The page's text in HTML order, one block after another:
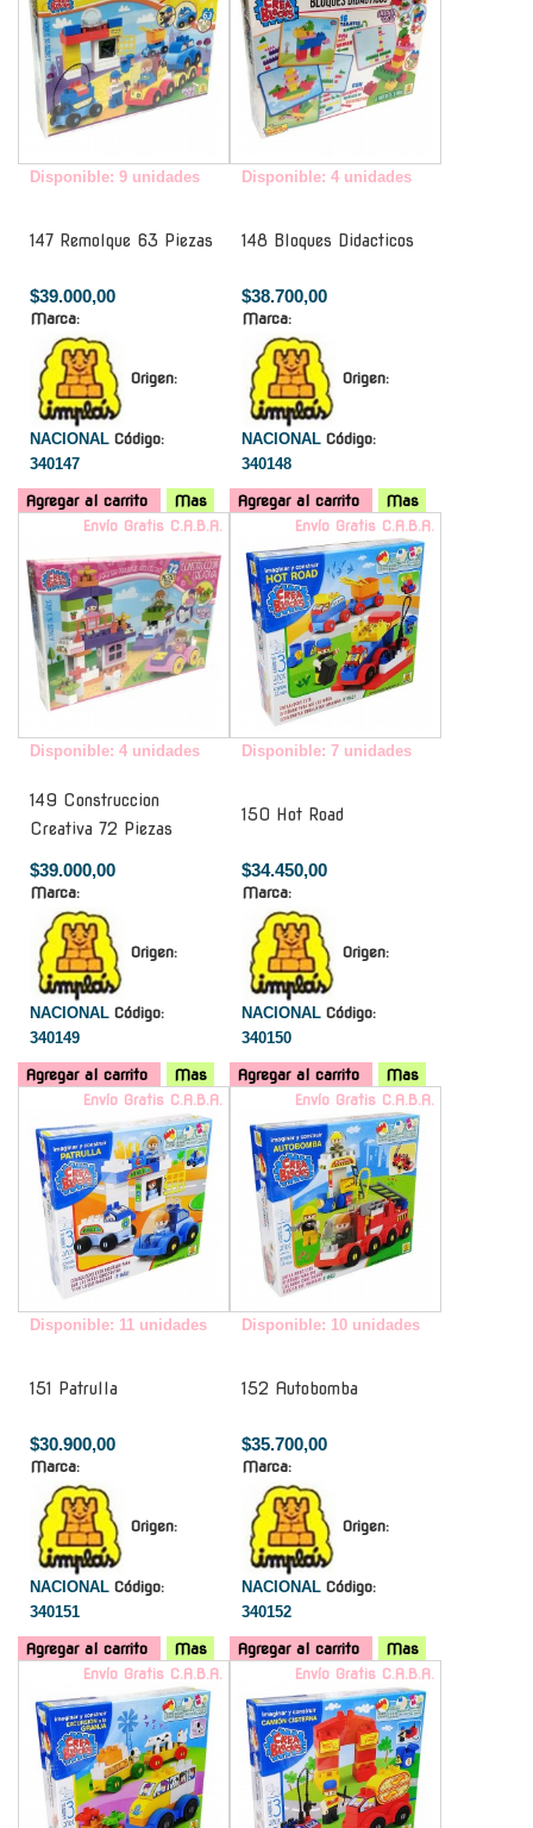
Disponible: 9 unidades
147 Remolque 63 Piezas
$39.000,00
Marca:
Origen:
NACIONAL Código:
340147
Agregar al carrito Mas
Disponible: 4 unidades
148 Bloques Didacticos
$38.700,00
Marca:
Origen:
NACIONAL Código:
340148
Agregar al carrito
Mas
Envío Gratis C.A.B.A.
Disponible: 4 unidades
149 Construccion
Creativa 72 Piezas
$39.000,00
Marca:
Origen:
NACIONAL Código:
340149
Agregar al carrito Mas
Envío Gratis C.A.B.A.
Disponible: 7 unidades
150 Hot Road
$34.450,00
Marca:
Origen:
NACIONAL Código:
340150
Agregar al carrito
Mas
Envío Gratis C.A.B.A.
Disponible: 11 unidades
151 Patrulla
$30.900,00
Marca:
Origen:
NACIONAL Código:
340151
Agregar al carrito Mas
Envío Gratis C.A.B.A.
Disponible: 10 unidades
152 Autobomba
$35.700,00
Marca:
Origen:
NACIONAL Código:
340152
Agregar al carrito
Mas
Envío Gratis C.A.B.A.
Envío Gratis C.A.B.A.